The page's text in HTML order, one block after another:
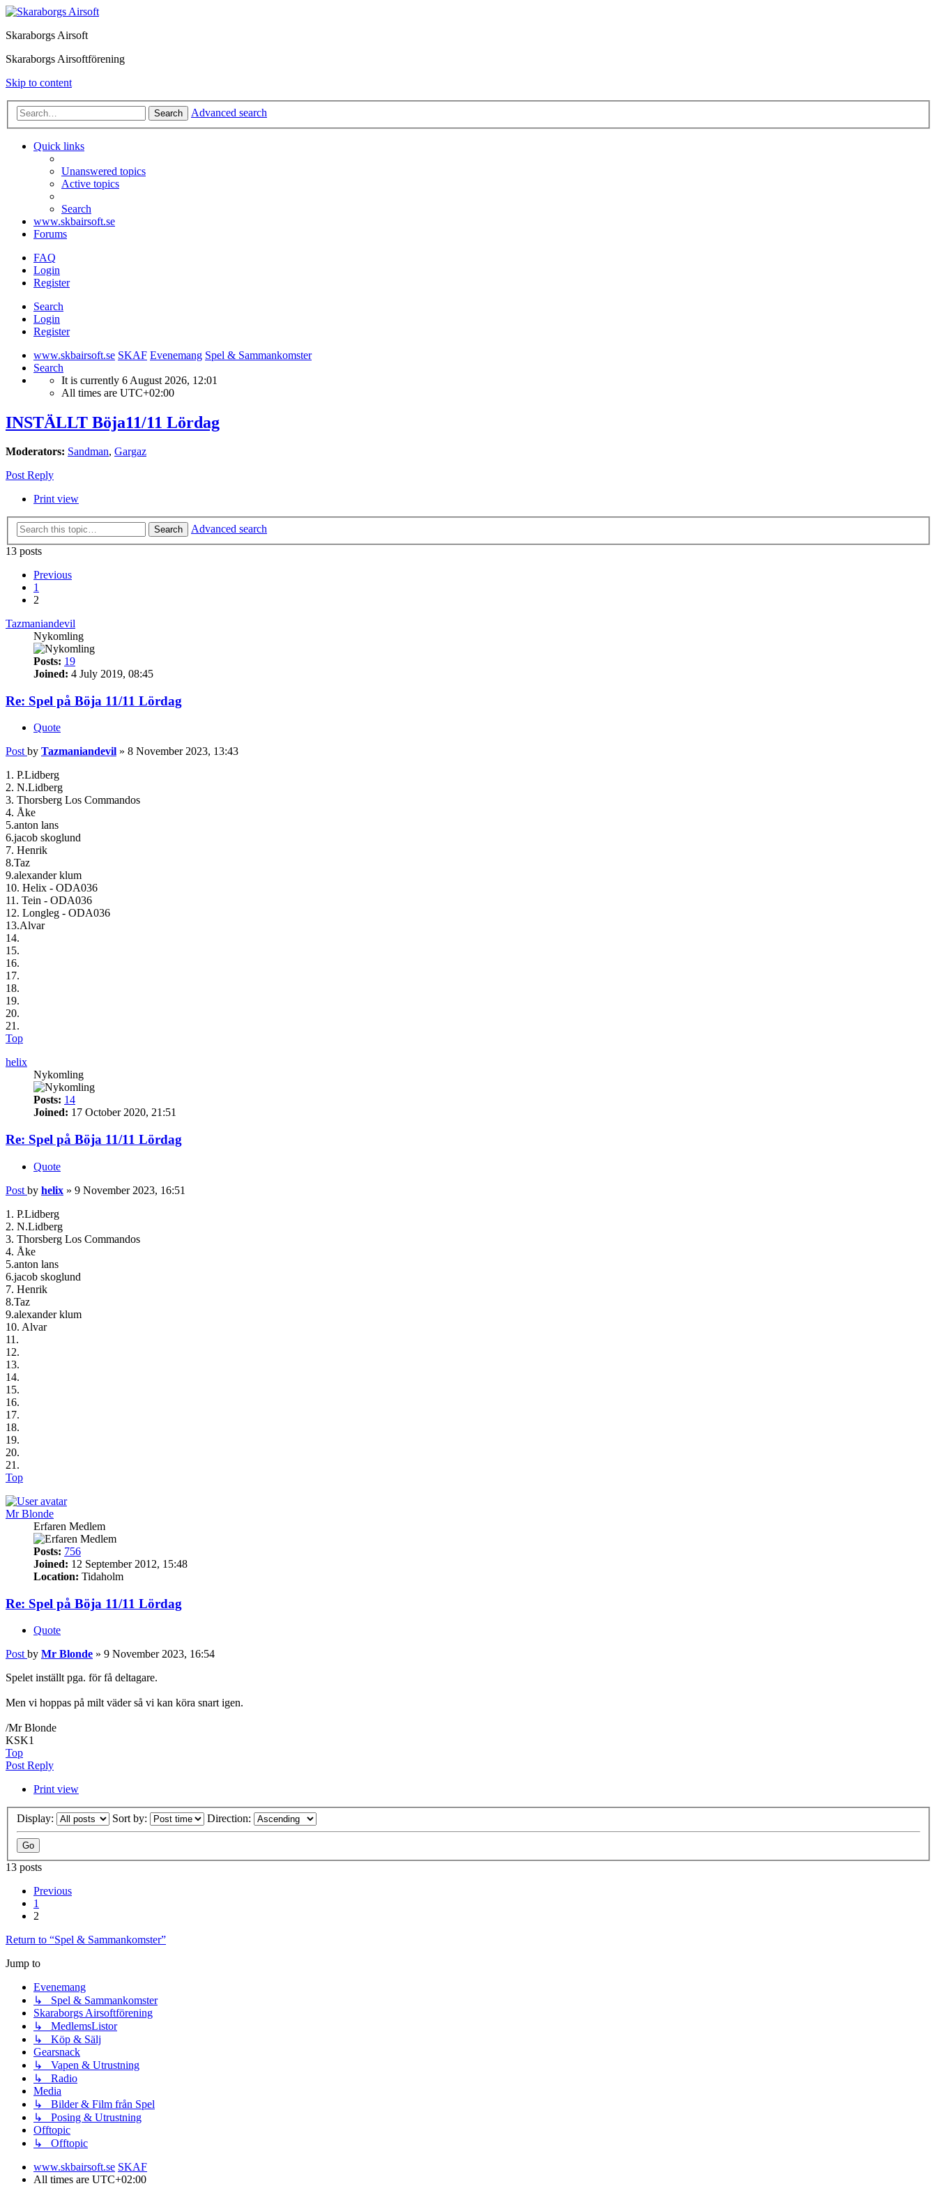
Skaraborgs Airsoft
Skaraborgs Airsoftförening
Skip to content
Search Advanced search
Quick links
Unanswered topics
Active topics
Search
www.skbairsoft.se
Forums
FAQ
Login
Register
Search
Login
Register
www.skbairsoft.se SKAF Evenemang Spel & Sammankomster
Search
It is currently 6 August 2026, 12:01
All times are UTC+02:00
INSTÄLLT Böja11/11 Lördag
Moderators: Sandman, Gargaz
Post Reply
Print view
Search
Advanced search
13 posts
Previous
1
2
Tazmaniandevil
Nykomling
Posts: 19
Joined: 4 July 2019, 08:45
Re: Spel på Böja 11/11 Lördag
Quote
Post by Tazmaniandevil » 8 November 2023, 13:43
1. P.Lidberg
2. N.Lidberg
3. Thorsberg Los Commandos
4. Åke
5.anton lans
6.jacob skoglund
7. Henrik
8.Taz
9.alexander klum
10. Helix - ODA036
11. Tein - ODA036
12. Longleg - ODA036
13.Alvar
14.
15.
16.
17.
18.
19.
20.
21.
Top
helix
Nykomling
Posts: 14
Joined: 17 October 2020, 21:51
Re: Spel på Böja 11/11 Lördag
Quote
Post by helix » 9 November 2023, 16:51
1. P.Lidberg
2. N.Lidberg
3. Thorsberg Los Commandos
4. Åke
5.anton lans
6.jacob skoglund
7. Henrik
8.Taz
9.alexander klum
10. Alvar
11.
12.
13.
14.
15.
16.
17.
18.
19.
20.
21.
Top
Mr Blonde
Erfaren Medlem
Posts: 756
Joined: 12 September 2012, 15:48
Location: Tidaholm
Re: Spel på Böja 11/11 Lördag
Quote
Post by Mr Blonde » 9 November 2023, 16:54
Spelet inställt pga. för få deltagare.
Men vi hoppas på milt väder så vi kan köra snart igen.
/Mr Blonde
KSK1
Top
Post Reply
Print view
Display: Sort by: Direction:
13 posts
Previous
1
2
Return to “Spel & Sammankomster”
Jump to
Evenemang
↳ Spel & Sammankomster
Skaraborgs Airsoftförening
↳ MedlemsListor
↳ Köp & Sälj
Gearsnack
↳ Vapen & Utrustning
↳ Radio
Media
↳ Bilder & Film från Spel
↳ Posing & Utrustning
Offtopic
↳ Offtopic
www.skbairsoft.se SKAF
All times are UTC+02:00